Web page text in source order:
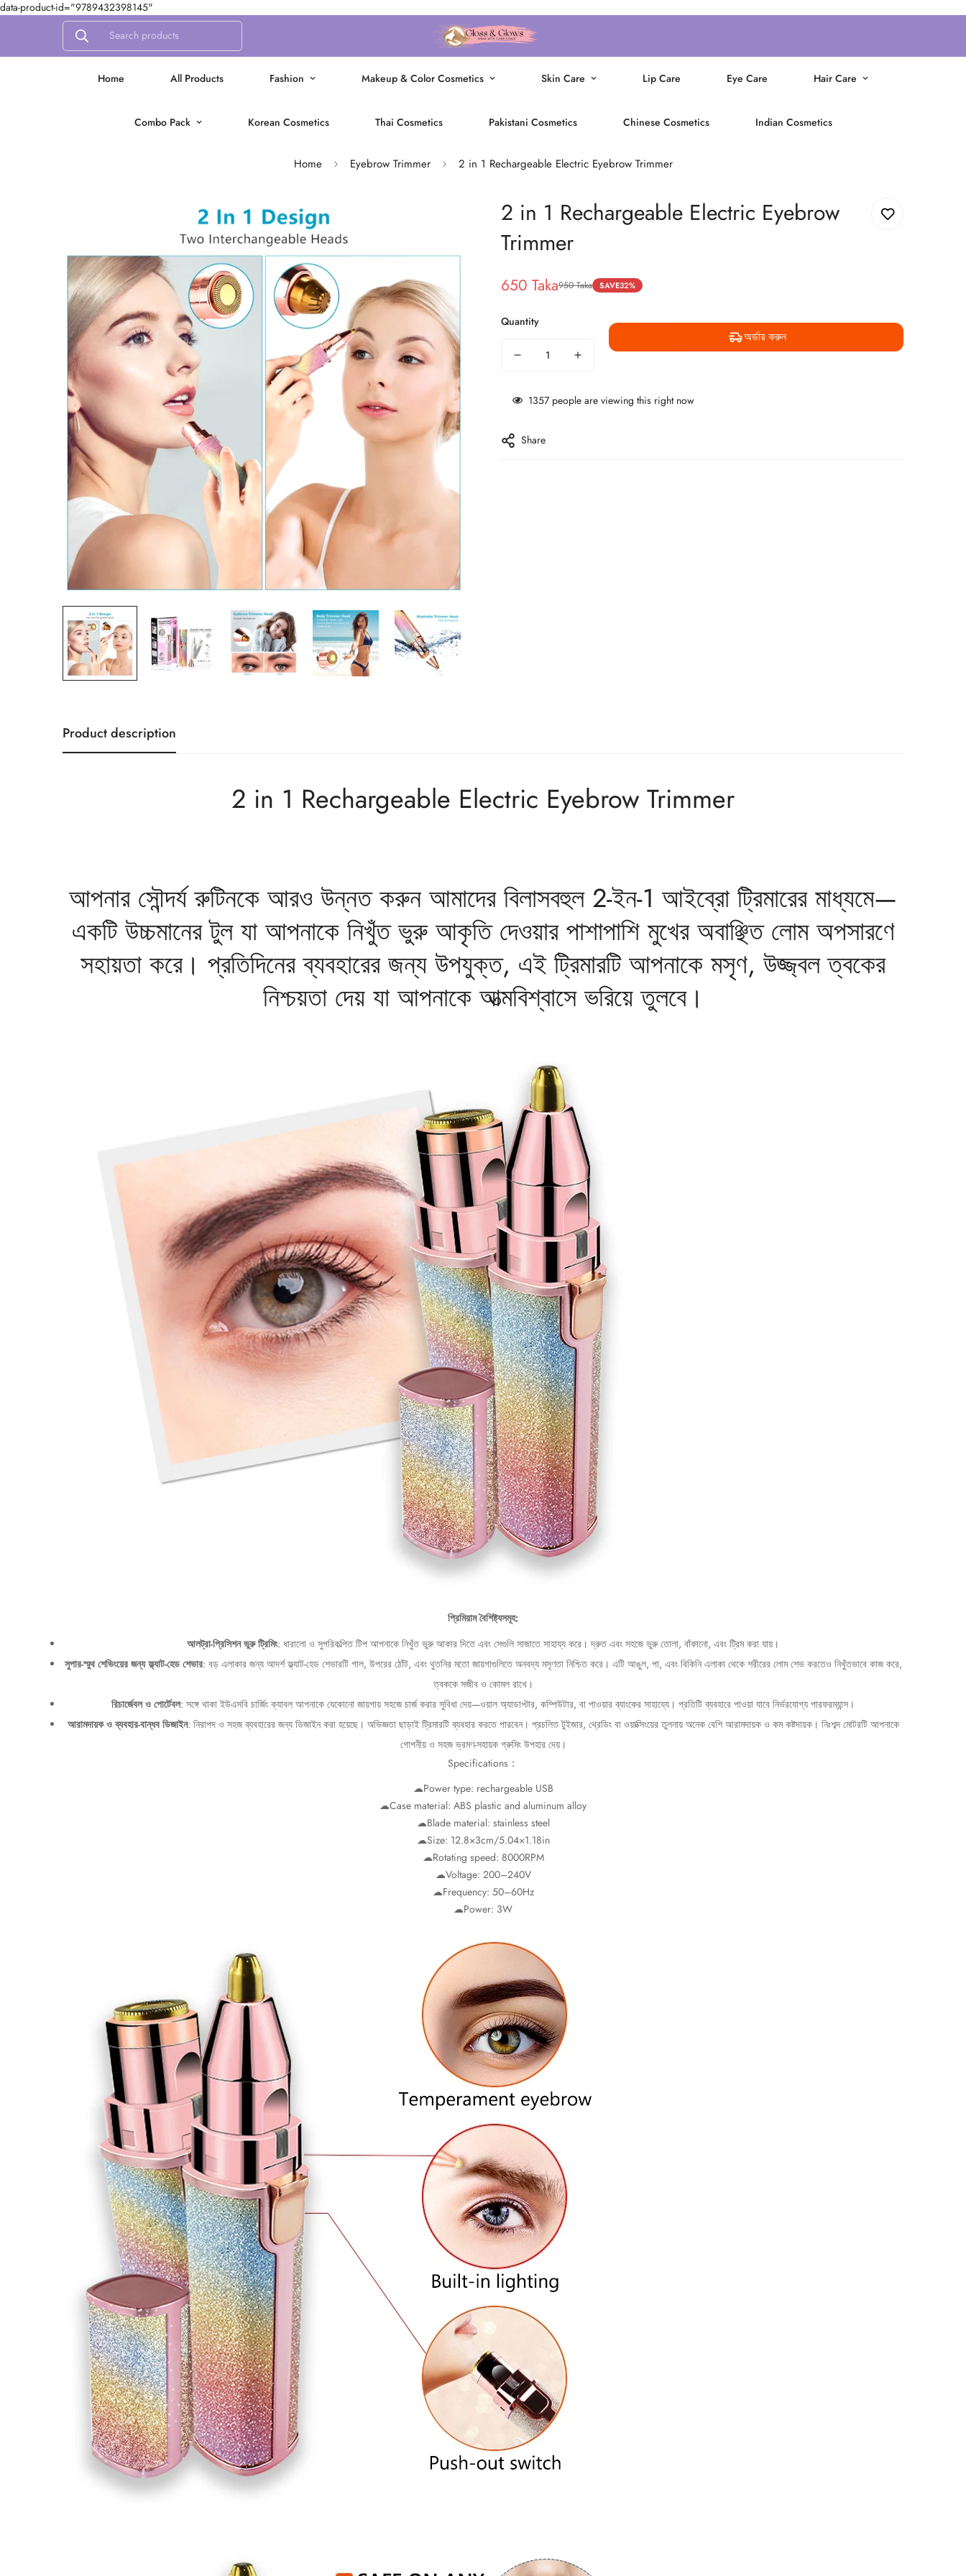
data-product-id="9789432398145"
Search products
Home All Products Fashion Makeup & Color Cosmetics Skin Care Lip Care Eye Care Hair Care
Combo Pack Korean Cosmetics Thai Cosmetics Pakistani Cosmetics Chinese Cosmetics Indian Cosmetics
Home Eyebrow Trimmer 2 in 1 Rechargeable Electric Eyebrow Trimmer
2 in 1 Rechargeable Electric Eyebrow
Trimmer
Sale
650 Taka
Regular
950 Taka SAVE32%
Quantity
অর্ডার করুন
1357 people are viewing this right now
Share
Product description
2 in 1 Rechargeable Electric Eyebrow Trimmer
আপনার সৌন্দর্য রুটিনকে আরও উন্নত করুন আমাদের বিলাসবহুল 2-ইন-1 আইব্রো ট্রিমারের মাধ্যমে—
একটি উচ্চমানের টুল যা আপনাকে নিখুঁত ভুরু আকৃতি দেওয়ার পাশাপাশি মুখের অবাঞ্ছিত লোম অপসারণে
সহায়তা করে। প্রতিদিনের ব্যবহারের জন্য উপযুক্ত, এই ট্রিমারটি আপনাকে মসৃণ, উজ্জ্বল ত্বকের
নিশ্চয়তা দেয় যা আপনাকে আত্মবিশ্বাসে ভরিয়ে তুলবে।
প্রিমিয়াম বৈশিষ্ট্যসমূহ:
আলট্রা-প্রিসিশন ভুরু ট্রিমিং: ধারালো ও সুপরিকল্পিত টিপ আপনাকে নিখুঁত ভুরু আকার দিতে এবং সেগুলি সাজাতে সাহায্য করে। দ্রুত এবং সহজে ভুরু তোলা, বাঁকানো, এবং ট্রিম করা যায়।
সুপার-স্মুথ শেভিংয়ের জন্য ফ্ল্যাট-হেড শেভার: বড় এলাকার জন্য আদর্শ ফ্ল্যাট-হেড শেভারটি গাল, উপরের ঠোঁট, এবং থুতনির মতো জায়গাগুলিতে অনবদ্য মসৃণতা নিশ্চিত করে। এটি আঙুল, পা, এবং বিকিনি এলাকা থেকে শরীরের লোম শেভ করতেও নিখুঁতভাবে কাজ করে,
ত্বককে সজীব ও কোমল রাখে।
রিচার্জেবল ও পোর্টেবল: সঙ্গে থাকা ইউএসবি চার্জিং ক্যাবল আপনাকে যেকোনো জায়গায় সহজে চার্জ করার সুবিধা দেয়—ওয়াল অ্যাডাপ্টার, কম্পিউটার, বা পাওয়ার ব্যাংকের সাহায্যে। প্রতিটি ব্যবহারে পাওয়া যাবে নির্ভরযোগ্য পারফরম্যান্স।
আরামদায়ক ও ব্যবহার-বান্ধব ডিজাইন: নিরাপদ ও সহজ ব্যবহারের জন্য ডিজাইন করা হয়েছে। অভিজ্ঞতা ছাড়াই ট্রিমারটি ব্যবহার করতে পারবেন। প্রচলিত টুইজার, থ্রেডিং বা ওয়াক্সিংয়ের তুলনায় অনেক বেশি আরামদায়ক ও কম কষ্টদায়ক। নিঃশব্দ মোটরটি আপনাকে
গোপনীয় ও সহজ ভ্রমণ-সহায়ক গ্রুমিং উপহার দেয়।
Specifications：
☁Power type: rechargeable USB
☁Case material: ABS plastic and aluminum alloy
☁Blade material: stainless steel
☁Size: 12.8×3cm/5.04×1.18in
☁Rotating speed: 8000RPM
☁Voltage: 200–240V
☁Frequency: 50–60Hz
☁Power: 3W